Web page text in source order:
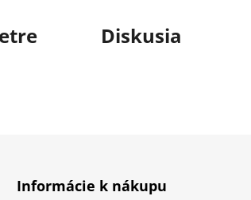
Diskusia
Informácie k nákupu